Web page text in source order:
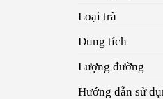
Loại trà
Dung tích
Lượng đường
Hướng dẫn sử